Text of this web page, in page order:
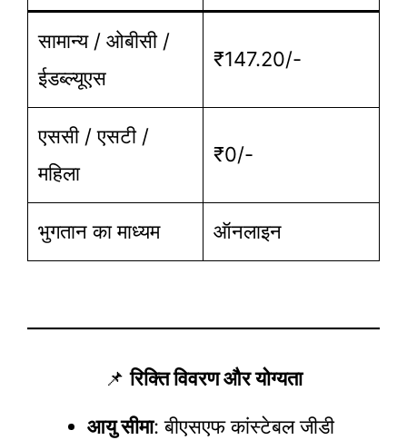
सामान्य / ओबीसी /
ईडब्ल्यूएस
₹147.20/-
एससी / एसटी /
महिला
₹0/-
भुगतान का माध्यम ऑनलाइन
📌रिक्ति विवरण और योग्यता
आयु सीमा: बीएसएफ कांस्टेबल जीडी